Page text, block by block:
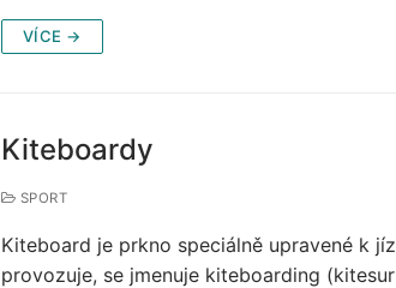
VÍCE →
Kiteboardy
SPORT
Kiteboard je prkno speciálně upravené k
provozuje, se jmenuje kiteboarding